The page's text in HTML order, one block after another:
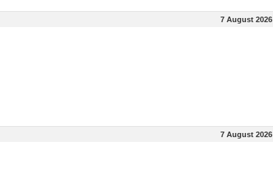
7 August 2026
7 August 2026